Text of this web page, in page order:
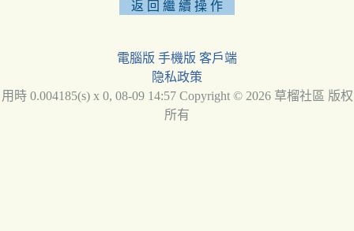
電腦版 手機版 客戶端
隐私政策
用時 0.004185(s) x 0, 08-09 14:57 Copyright © 2026 草榴社區 版权
所有